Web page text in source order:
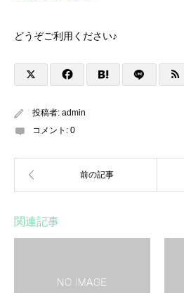
どうぞご利用ください♪
投稿者: admin
コメント: 0
関連記事